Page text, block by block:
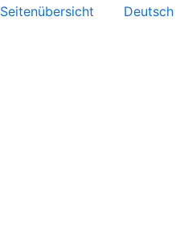
Seitenübersicht Deutsch